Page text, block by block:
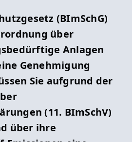
(BImSchG)
über
Anlagen
Genehmigung
Sie aufgrund der
(11. BImSchV)
über ihre